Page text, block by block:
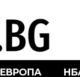
ЕВРОПА